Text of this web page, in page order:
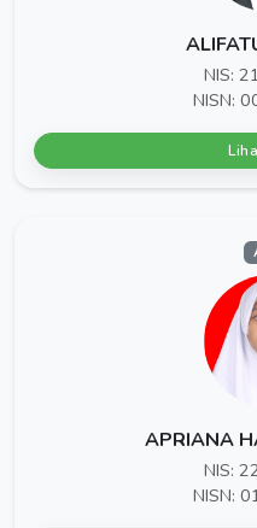
NIS:
NISN:
APRIANA
NIS:
NISN: